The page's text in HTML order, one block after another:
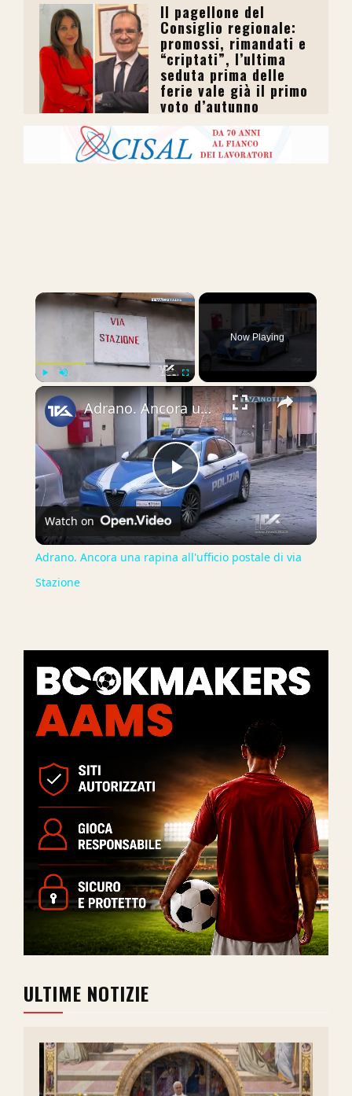
Il pagellone del
Consiglio regionale:
promossi, rimandati e
“criptati”, l’ultima
seduta prima delle
ferie vale già il primo
voto d’autunno
×
Fullscreen
Now Playing
×
Play
Video
Adrano. Ancora una rapina all'ufficio postale di via Stazione
Watch on
Adrano. Ancora una rapina all'ufficio postale di via
Stazione
ULTIME NOTIZIE